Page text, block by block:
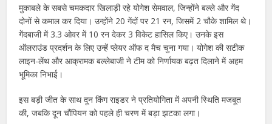
मुकाबले के सबसे चमकदार खिलाड़ी रहे योगेश सेमवाल, जिन्होंने बल्ले और गेंद
दोनों से कमाल कर दिया। उन्होंने 20 गेंदों पर 21 रन, जिसमें 2 चौके शामिल थे।
गेंदबाजी में 3.3 ओवर में 10 रन देकर 3 विकेट हासिल किए। उनके इस
ऑलराउंड प्रदर्शन के लिए उन्हें प्लेयर ऑफ द मैच चुना गया। योगेश की सटीक
लाइन-लेंथ और आक्रामक बल्लेबाजी ने टीम को निर्णायक बढ़त दिलाने में अहम
भूमिका निभाई।
इस बड़ी जीत के साथ दून किंग राइडर ने प्रतियोगिता में अपनी स्थिति मजबूत
की, जबकि दून चौंपियन को पहले ही चरण में बड़ा झटका लगा।